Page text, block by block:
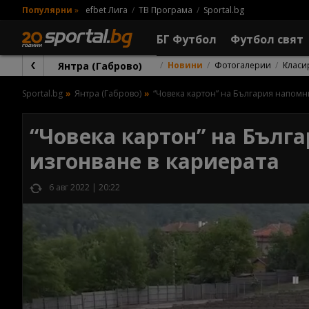
Популярни » efbet Лига ТВ Програма Sportal.bg
БГ Футбол Футбол свят
Янтра (Габрово) Новини Фотогалерии
Sportal.bg Янтра (Габрово) “Човека картон” на България
“Човека картон” на
изгонване в кариерата
6 авг 2022 | 20:22